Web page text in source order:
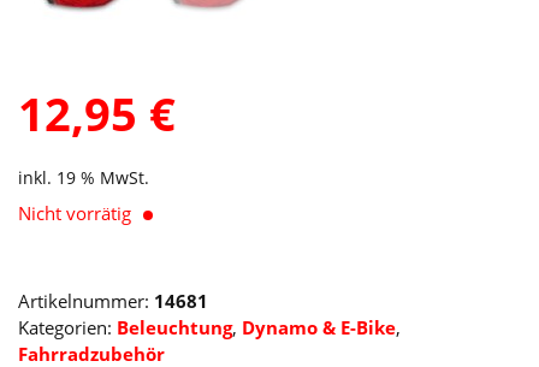
12,95 €
inkl. 19 % MwSt.
Nicht vorrätig
Artikelnummer: 14681
Kategorien: Beleuchtung, Dynamo & E-Bike,
Fahrradzubehör